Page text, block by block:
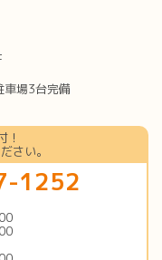
車場3台完備
！
さい。
1252